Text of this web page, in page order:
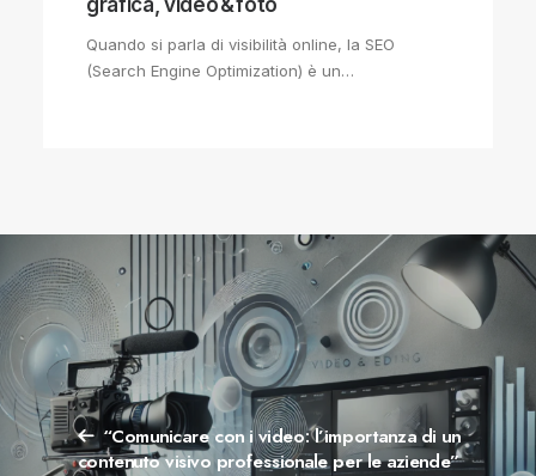
grafica, video & foto
Quando si parla di visibilità online, la SEO
(Search Engine Optimization) è un…
“Comunicare con i video: l’importanza di un
contenuto visivo professionale per le aziende”